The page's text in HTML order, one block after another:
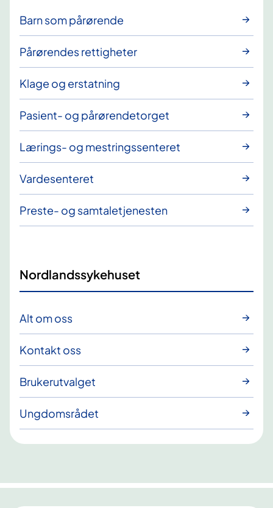
Barn som pårørende
Pårørendes rettigheter
Klage og erstatning
Pasient- og pårørendetorget
Lærings- og mestringssenteret
Vardesenteret
Preste- og samtaletjenesten
Nordlandssykehuset
Alt om oss
Kontakt oss
Brukerutvalget
Ungdomsrådet